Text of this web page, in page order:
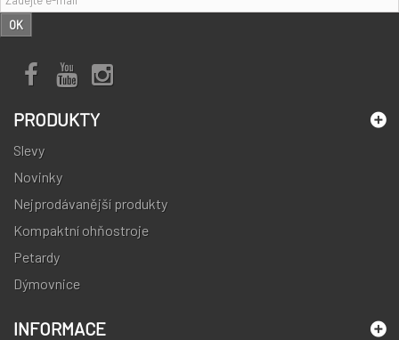
OK
PRODUKTY
Slevy
Novinky
Nejprodávanější produkty
Kompaktní ohňostroje
Petardy
Dýmovnice
INFORMACE